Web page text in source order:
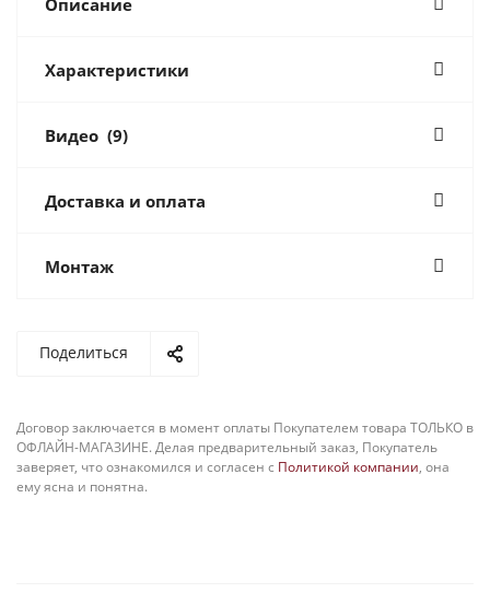
Характеристики
Видео (9)
Доставка и оплата
Монтаж
Поделиться
Договор заключается в момент оплаты Покупателем товара ТОЛЬКО в
ОФЛАЙН-МАГАЗИНЕ. Делая предварительный заказ, Покупатель
заверяет, что ознакомился и согласен с Политикой компании, она
ему ясна и понятна.